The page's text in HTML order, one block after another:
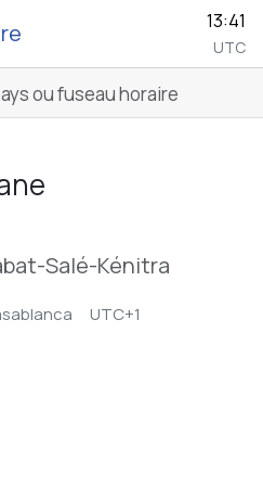
13:41
UTC
Salé-Kénitra
UTC+1